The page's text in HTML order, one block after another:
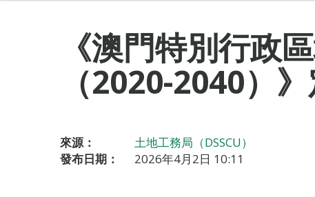
《澳門特別行政
（2020-2040）
來源：
土地工務局（DSSCU）
發布日期：
2026年4月2日 10:11